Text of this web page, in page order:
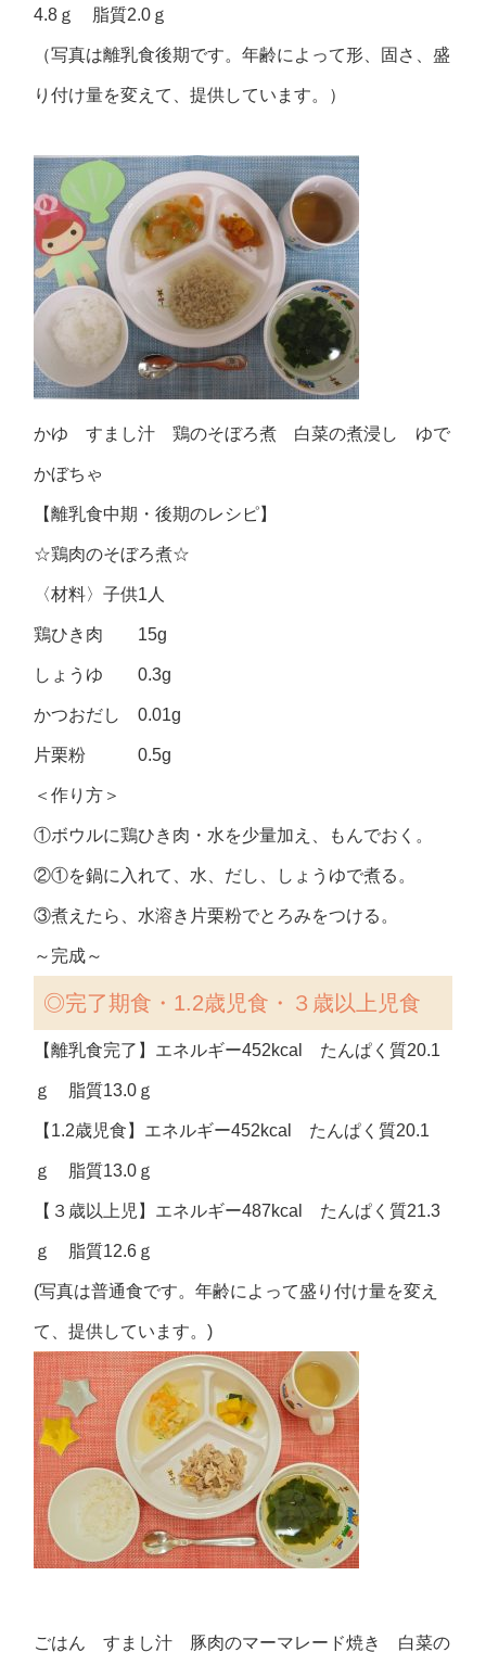
4.8ｇ 脂質2.0ｇ
（写真は離乳食後期です。年齢によって形、固さ、盛
り付け量を変えて、提供しています。）
かゆ すまし汁 鶏のそぼろ煮 白菜の煮浸し ゆで
かぼちゃ
【離乳食中期・後期のレシピ】
☆鶏肉のそぼろ煮☆
〈材料〉子供1人
鶏ひき肉 15g
しょうゆ 0.3g
かつおだし 0.01g
片栗粉 0.5g
＜作り方＞
①ボウルに鶏ひき肉・水を少量加え、もんでおく。
②①を鍋に入れて、水、だし、しょうゆで煮る。
③煮えたら、水溶き片栗粉でとろみをつける。
～完成～
◎完了期食・1.2歳児食・３歳以上児食
【離乳食完了】エネルギー452kcal たんぱく質20.1
ｇ 脂質13.0ｇ
【1.2歳児食】エネルギー452kcal たんぱく質20.1
ｇ 脂質13.0ｇ
【３歳以上児】エネルギー487kcal たんぱく質21.3
ｇ 脂質12.6ｇ
(写真は普通食です。年齢によって盛り付け量を変え
て、提供しています。)
ごはん すまし汁 豚肉のマーマレード焼き 白菜の